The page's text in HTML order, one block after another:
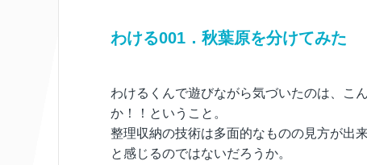
わける001．秋葉原を分けてみた
わけるくんで遊びながら気づいたのは、こ
か！！ということ。
整理収納の技術は多面的なものの見方が出
と感じるのではないだろうか。